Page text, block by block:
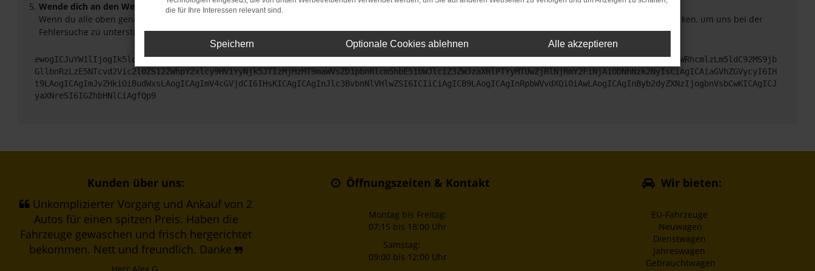
Wende dich an den Webseitenbetreiber.
Wenn du alle oben genannten Schritte versucht hast, kontaktiere uns bitte. Wir werden versuchen, das Problem zu beheben. Du kannst uns diesen Text schicken, um uns bei der
Fehlersuche zu unterstützen:
ewogICJuYW1lIjogIk5ldHdvcmtFcnJvciIsCiAgImNvbmZpZyI6IHsKICAgICJtZXRob2QiOiAiR0VUIiwKICAgICJ1cmwiOiAiaHR0cHM6Ly9hcGkueC5ha3MtcHJvZC5hdWRhcmlzLm5ldC92MS9jb
GllbnRzLzE5NTcvd2Vic2l0ZS12ZWhpY2xlcy9HV1YyNjk5JTIzMjMzMT9maWVsZD1pbnRlcm5hbE51bWJlciZ3ZWJzaXRlPTYyMTUwZjRlNjRmY2FiNjA1ODNhNzk2NyIsCiAgICAiaGVhZGVycyI6IH
t9LAogICAgImJvZHkiOiBudWxsLAogICAgImV4cGVjdCI6IHsKICAgICAgInJlc3BvbnNlVHlwZSI6ICIiCiAgICB9LAogICAgInRpbWVvdXQiOiAwLAogICAgInByb2dyZXNzIjogbnVsbCwKICAgICJ
yaXNreSI6IGZhbHNlCiAgfQp9
Kunden über uns:
Unkomplizierter Vorgang und Ankauf von 2
Autos für einen spitzen Preis. Haben die
Fahrzeuge gewaschen und frisch hergerichtet
bekommen. Nett und freundlich. Danke
Öffnungszeiten & Kontakt
Montag bis Freitag:
07:15 bis 18:00 Uhr
Samstag:
09:00 bis 12:00 Uhr
Wir bieten:
EU-Fahrzeuge
Neuwagen
Dienstwagen
Jahreswagen
Gebrauchtwagen
die für Ihre Interessen relevant sind.
Speichern Optionale Cookies ablehnen Alle akzeptieren